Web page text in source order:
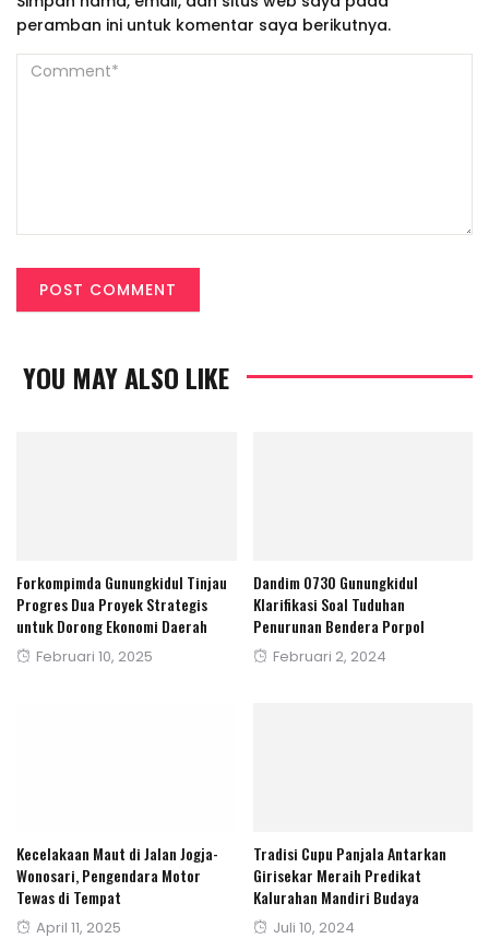
peramban ini untuk komentar saya berikutnya.
YOU MAY ALSO LIKE
Forkompimda Gunungkidul Tinjau
Progres Dua Proyek Strategis
untuk Dorong Ekonomi Daerah
Posted
Februari 10, 2025
Dandim 0730 Gunungkidul
Klarifikasi Soal Tuduhan
Penurunan Bendera Porpol
Posted
Februari 2, 2024
Kecelakaan Maut di Jalan Jogja-
Wonosari, Pengendara Motor
Tewas di Tempat
Posted
April 11, 2025
Tradisi Cupu Panjala Antarkan
Girisekar Meraih Predikat
Kalurahan Mandiri Budaya
Posted
Juli 10, 2024